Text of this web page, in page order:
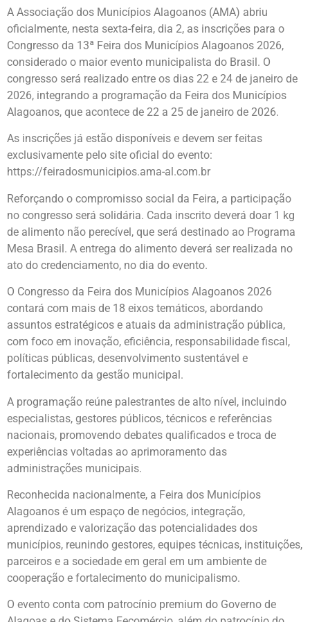
A Associação dos Municípios Alagoanos (AMA) abriu
oficialmente, nesta sexta-feira, dia 2, as inscrições para o
Congresso da 13ª Feira dos Municípios Alagoanos 2026,
considerado o maior evento municipalista do Brasil. O
congresso será realizado entre os dias 22 e 24 de janeiro de
2026, integrando a programação da Feira dos Municípios
Alagoanos, que acontece de 22 a 25 de janeiro de 2026.
As inscrições já estão disponíveis e devem ser feitas
exclusivamente pelo site oficial do evento:
https://feiradosmunicipios.ama-al.com.br
Reforçando o compromisso social da Feira, a participação
no congresso será solidária. Cada inscrito deverá doar 1 kg
de alimento não perecível, que será destinado ao Programa
Mesa Brasil. A entrega do alimento deverá ser realizada no
ato do credenciamento, no dia do evento.
O Congresso da Feira dos Municípios Alagoanos 2026
contará com mais de 18 eixos temáticos, abordando
assuntos estratégicos e atuais da administração pública,
com foco em inovação, eficiência, responsabilidade fiscal,
políticas públicas, desenvolvimento sustentável e
fortalecimento da gestão municipal.
A programação reúne palestrantes de alto nível, incluindo
especialistas, gestores públicos, técnicos e referências
nacionais, promovendo debates qualificados e troca de
experiências voltadas ao aprimoramento das
administrações municipais.
Reconhecida nacionalmente, a Feira dos Municípios
Alagoanos é um espaço de negócios, integração,
aprendizado e valorização das potencialidades dos
municípios, reunindo gestores, equipes técnicas, instituições,
parceiros e a sociedade em geral em um ambiente de
cooperação e fortalecimento do municipalismo.
O evento conta com patrocínio premium do Governo de